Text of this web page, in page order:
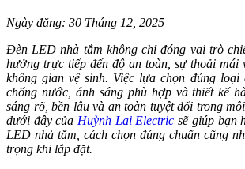
Ngày đăng: 30 Tháng 12, 2025
Đèn LED nhà tắm không chỉ đóng vai trò
hưởng trực tiếp đến độ an toàn, sự thoải mái
không gian vệ sinh. Việc lựa chọn đúng loại
chống nước, ánh sáng phù hợp và thiết kế
sáng rõ, bền lâu và an toàn tuyệt đối trong
dưới đây của Huỳnh Lai Electric sẽ giúp bạn
LED nhà tắm, cách chọn đúng chuẩn cũng
trọng khi lắp đặt.